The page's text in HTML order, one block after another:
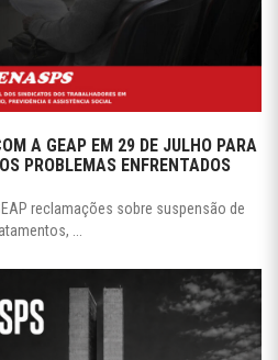
A GEAP EM 29 DE JULHO PARA
PROBLEMAS ENFRENTADOS
reclamações sobre suspensão de
...